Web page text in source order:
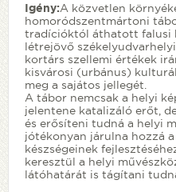
Igény:A közvetlen
homoródszentmártoni
tradícióktól áthatott falusi
létrejövő
kortárs szellemi értékek
kisvárosi (urbánus)
meg a sajátos jellegét.
A tábor nemcsak a helyi
jelentene katalizáló erőt,
és erősíteni tudná a helyi
jótékonyan járulna hozzá
készségeinek
keresztül a helyi
látóhatárát is tágítani